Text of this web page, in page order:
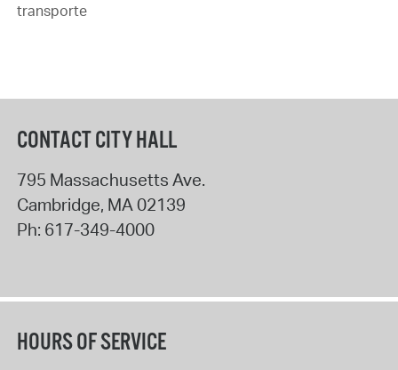
transporte
CONTACT CITY HALL
795 Massachusetts Ave.
Cambridge, MA02139
Ph: 617-349-4000
HOURS OF SERVICE